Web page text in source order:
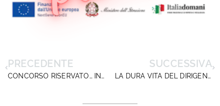
PRECEDENTE
CONCORSO RISERVATO… IN PUNTO DI DIRITTO
SUCCESSIVA
LA DURA VITA DEL DIRIGENTE SCOLASTICO TRA PROROGHE DELL’ULTIMO MINUTO, FUTURO DELLE RIFORME, SOSTANZA DEI DATI OCSE E PROMESSE NON MANTENUTE